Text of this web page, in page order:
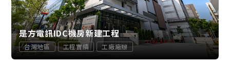
是方電訊IDC機房新建工程
台灣地區 工程實績 工廠廠辦